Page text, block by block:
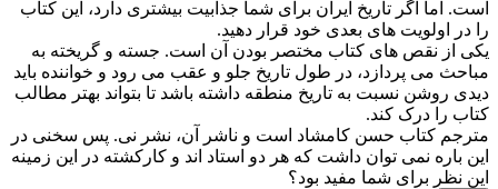
است. اما اگر تاریخ ایران برای شما جذابیت بیشتری دارد، این کتاب
را در اولویت های بعدی خود قرار دهید.
یکی از نقص های کتاب مختصر بودن آن است. جسته و گریخته به
مباحث می پردازد، در طول تاریخ جلو و عقب می رود و خواننده باید
دیدی روشن نسبت به تاریخ منطقه داشته باشد تا بتواند بهتر مطالب
کتاب را درک کند.
مترجم کتاب حسن کامشاد است و ناشر آن، نشر نی. پس سخنی در
این باره نمی توان داشت که هر دو استاد اند و کارکشته در این زمینه
این نظر برای شما مفید بود؟